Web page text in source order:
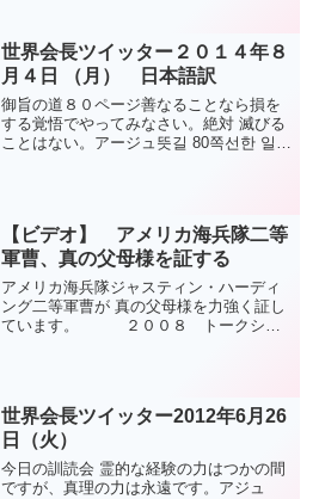
학평화상 소...
世界会長ツイッター２０１４年８
月４日 （月） 日本語訳
御旨の道８０ページ善なることなら損を
する覚悟でやってみなさい。絶対 滅びる
ことはない。アージュ뜻길 80쪽선한 일이
【ビデオ】 アメリカ海兵隊二等
軍曹、真の父母様を証する
アメリカ海兵隊ジャスティン・ハーディ
ング二等軍曹が 真の父母様を力強く証し
ています。 ２００８ トークショ
世界会長ツイッター2012年6月26
日（火）
今日の訓読会 霊的な経験の力はつかの間
ですが、真理の力は永遠です。アジュ